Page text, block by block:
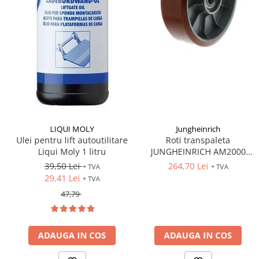
LIQUI MOLY
Ulei pentru lift autoutilitare
Liqui Moly 1 litru
39,50 Lei+ TVA
29,41 Lei + TVA
47,79
ADAUGA IN COS
Jungheinrich
Roti transpaleta
JUNGHEINRICH AM2000
170x50 mm
264,70 Lei + TVA
ADAUGA IN COS